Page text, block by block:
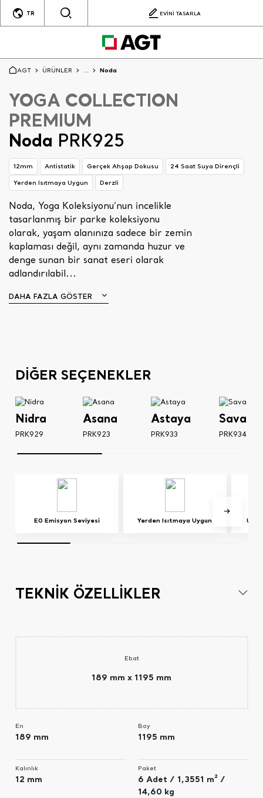
TR EVİNİ TASARLA
AGT ÜRÜNLER ... Noda
YOGA COLLECTION
PREMIUM
Noda PRK925
12mm Antistatik Gerçek Ahşap Dokusu
24 Saat Suya Dirençli
Yerden Isıtmaya Uygun
Derzli
Noda, Yoga Koleksiyonu’nun incelikle
tasarlanmış bir parke koleksiyonu
olarak, yaşam alanınıza sadece bir zemin
kaplaması değil, aynı zamanda huzur ve
denge sunan bir sanat eseri olarak
adlandırılabil...
DAHA FAZLA GÖSTER
DİĞER SEÇENEKLER
Nidra
PRK929
Asana
PRK923
Astaya
PRK933
Sava
PRK934
E0 Emisyon Seviyesi Yerden Isıtmaya Uygun UV
TEKNİK ÖZELLİKLER
Ebat
189 mm x 1195 mm
En
189 mm
Kalınlık
12 mm
Boy
1195 mm
Paket
6 Adet / 1,3551 m² /
14,60 kg